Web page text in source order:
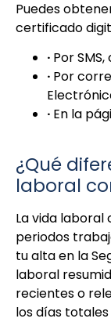
Puedes
certificado
· Por
· Por
· En la
¿Qué
laboral
La vida
periodos
tu alta en la
laboral
recientes o
los días